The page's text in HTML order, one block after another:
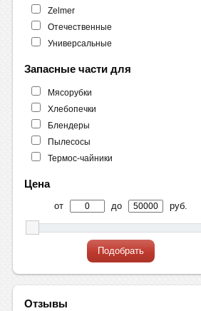
Zelmer
Отечественные
Универсальные
Запасные части для
Мясорубки
Хлебопечки
Блендеры
Пылесосы
Термос-чайники
Цена
от до руб.
Подобрать
Отзывы